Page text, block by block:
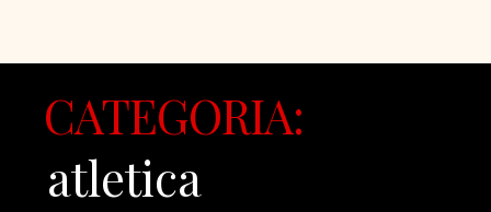
CATEGORIA:
atletica